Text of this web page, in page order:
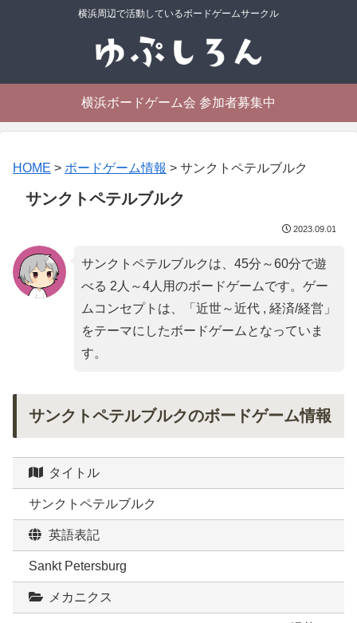
横浜周辺で活動しているボードゲームサークル
横浜ボードゲーム会 参加者募集中
HOME > ボードゲーム情報 > サンクトペテルブルク
サンクトペテルブルク
2023.09.01
サンクトペテルブルクは、45分～60分で遊
べる 2人～4人用のボードゲームです。ゲー
ムコンセプトは、「 近世～近代 , 経済/経営 」
をテーマにしたボードゲームとなっていま
す。
サンクトペテルブルクのボードゲーム情報
タイトル
サンクトペテルブルク
英語表記
Sankt Petersburg
メカニクス